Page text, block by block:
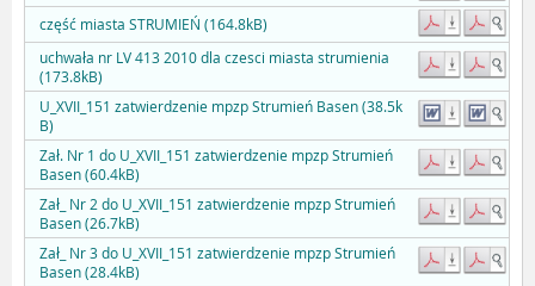
część miasta STRUMIEŃ (164.8kB)
uchwała nr LV 413 2010 dla czesci miasta strumienia
(173.8kB)
U_XVII_151 zatwierdzenie mpzp Strumień Basen (38.5k
B)
Zał. Nr 1 do U_XVII_151 zatwierdzenie mpzp Strumień
Basen (60.4kB)
Zał_ Nr 2 do U_XVII_151 zatwierdzenie mpzp Strumień
Basen (26.7kB)
Zał_ Nr 3 do U_XVII_151 zatwierdzenie mpzp Strumień
Basen (28.4kB)